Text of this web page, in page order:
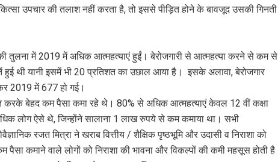
उपचार की तलाश नहीं करता है, तो इससे पीड़ित होने के बावजूद उसकी गिनती
तुलना में 2019 में अधिक आत्महत्याएं हुईं। बेरोजगारी से आत्महत्या करने से कम से
हुई थी यानी इसमें भी 20 प्रतिशत का उछाल आया है। इसके अलावा, बेरोजगार
2019 में 677 हो गई।
करके बेहद कम पैसा कमा रहे थे। 80% से अधिक आत्महत्याएं केवल 12 वीं कक्षा
लोग ऐसे थे, जिन्होंने सालाना 1 लाख रुपये से कम कमाया था। सभी
रजत मित्रा ने खराब वित्तीय / शैक्षिक पृष्ठभूमि और उदासी व निराशा को
कमाने वाले लोगों को निराशा की भावना और विकल्पों की कमी महसूस होती है